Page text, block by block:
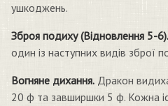
ушкоджень.
Зброя подиху (Відновлення 5-6).
один із наступних видів зброї
Вогняне дихання. Дракон
20 ф та завширшки 5 ф. Кожна